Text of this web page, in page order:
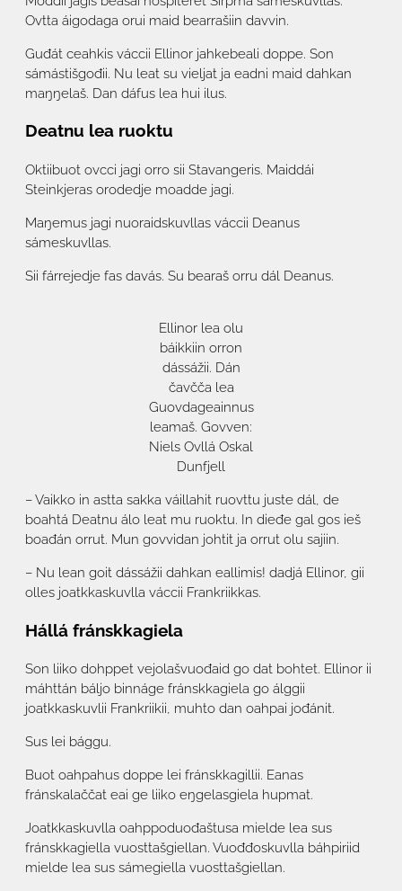
Ovtta áigodaga orui maid bearrašiin davvin.
Guđát ceahkis váccii Ellinor jahkebeali doppe. Son
sámástišgođii. Nu leat su vieljat ja eadni maid dahkan
maŋŋelaš. Dan dáfus lea hui ilus.
Deatnu lea ruoktu
Oktiibuot ovcci jagi orro sii Stavangeris. Maiddái
Steinkjeras orodedje moadde jagi.
Maŋemus jagi nuoraidskuvllas váccii Deanus
sámeskuvllas.
Sii fárrejedje fas davás. Su bearaš orru dál Deanus.
Ellinor lea olu
báikkiin orron
dássážii. Dán
čavčča lea
Guovdageainnus
leamaš. Govven:
Niels Ovllá Oskal
Dunfjell
– Vaikko in astta sakka váillahit ruovttu juste dál, de
boahtá Deatnu álo leat mu ruoktu. In dieđe gal gos ieš
boađán orrut. Mun govvidan johtit ja orrut olu sajiin.
– Nu lean goit dássážii dahkan eallimis! dadjá Ellinor, gii
olles joatkkaskuvlla váccii Frankriikkas.
Hállá fránskkagiela
Son liiko dohppet vejolašvuođaid go dat bohtet. Ellinor ii
máhttán báljo binnáge fránskkagiela go álggii
joatkkaskuvlii Frankriikii, muhto dan oahpai jođánit.
Sus lei bággu.
Buot oahpahus doppe lei fránskkagillii. Eanas
fránskalaččat eai ge liiko eŋgelasgiela hupmat.
Joatkkaskuvlla oahppoduođaštusa mielde lea sus
fránskkagiella vuosttašgiellan. Vuođđoskuvlla báhpiriid
mielde lea sus sámegiella vuosttašgiellan.